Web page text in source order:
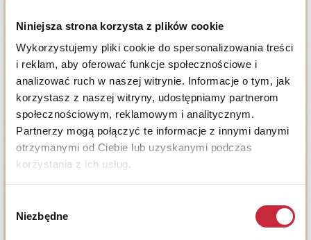
Niniejsza strona korzysta z plików cookie
Wykorzystujemy pliki cookie do spersonalizowania treści
i reklam, aby oferować funkcje społecznościowe i
analizować ruch w naszej witrynie. Informacje o tym, jak
korzystasz z naszej witryny, udostępniamy partnerom
społecznościowym, reklamowym i analitycznym.
Partnerzy mogą połączyć te informacje z innymi danymi
otrzymanymi od Ciebie lub uzyskanymi podczas
korzystania z ich usług.
zgody
Niezbędne